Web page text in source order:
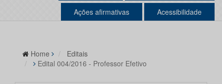
Ações afirmativas Acessibilidade
Home
Editais
Edital 004/2016 - Professor Efetivo